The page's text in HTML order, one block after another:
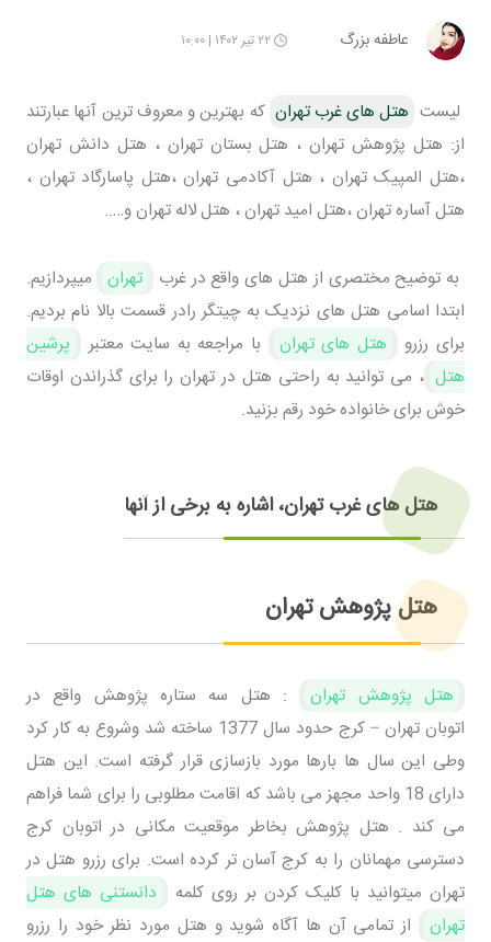
عاطفه بزرگ ۲۲ تیر ۱۴۰۲ | ۱۰:۰۰
لیست هتل های غرب تهران که بهترین و معروف ترین آنها عبارتند
از: هتل پژوهش تهران ، هتل بستان تهران ، هتل دانش تهران
،هتل المپیک تهران ، هتل آکادمی تهران ،هتل پاسارگاد تهران ،
هتل آساره تهران ،هتل امید تهران ، هتل لاله تهران و…..
به توضیح مختصری از هتل های واقع در غرب تهران میپردازیم.
ابتدا اسامی هتل های نزدیک به چیتگر رادر قسمت بالا نام بردیم.
برای رزرو
هتل های تهران با مراجعه به سایت معتبر
پرشین
هتل ، می توانید به راحتی هتل در تهران را برای گذراندن اوقات
خوش برای خانواده خود رقم بزنید.
هتل های غرب تهران، اشاره به برخی از آنها
هتل پژوهش تهران
هتل پژوهش تهران
: هتل سه ستاره پژوهش واقع در
اتوبان تهران – کرج حدود سال 1377 ساخته شد وشروع به کار کرد
وطی این سال ها بارها مورد بازسازی قرار گرفته است. این هتل
دارای 18 واحد مجهز می باشد که اقامت مطلوبی را برای شما فراهم
می کند . هتل پژوهش بخاطر موقعیت مکانی در اتوبان کرج
دسترسی مهمانان را به کرج آسان تر کرده است. برای رزرو هتل در
تهران میتوانید با کلیک کردن بر روی کلمه
دانستنی های هتل
تهران
از تمامی آن ها آگاه شوید و هتل مورد نظر خود را رزرو